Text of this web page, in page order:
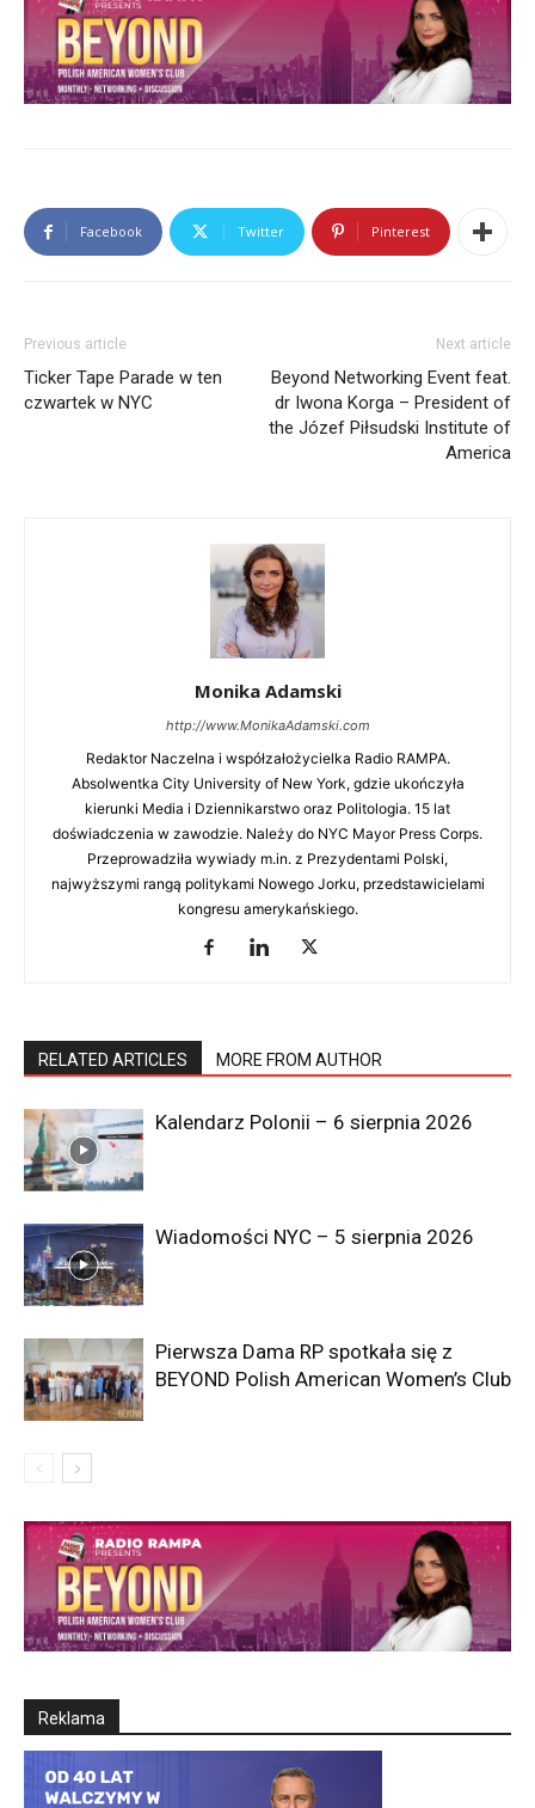
Facebook Twitter Pinterest
Previous article
Ticker Tape Parade w ten
czwartek w NYC
Next article
Beyond Networking Event feat.
dr Iwona Korga – President of
the Józef Piłsudski Institute of
America
Monika Adamski
http://www.MonikaAdamski.com
Redaktor Naczelna i współzałożycielka Radio RAMPA.
Absolwentka City University of New York, gdzie ukończyła
kierunki Media i Dziennikarstwo oraz Politologia. 15 lat
doświadczenia w zawodzie. Należy do NYC Mayor Press Corps.
Przeprowadziła wywiady m.in. z Prezydentami Polski,
najwyższymi rangą politykami Nowego Jorku, przedstawicielami
kongresu amerykańskiego.
RELATED ARTICLES MORE FROM AUTHOR
Kalendarz Polonii – 6 sierpnia 2026
Wiadomości NYC – 5 sierpnia 2026
Pierwsza Dama RP spotkała się z
BEYOND Polish American Women’s Club
Reklama